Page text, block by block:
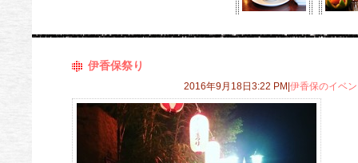
伊香保祭り
2016年9月18日3:22 PM| 伊香保のイベ